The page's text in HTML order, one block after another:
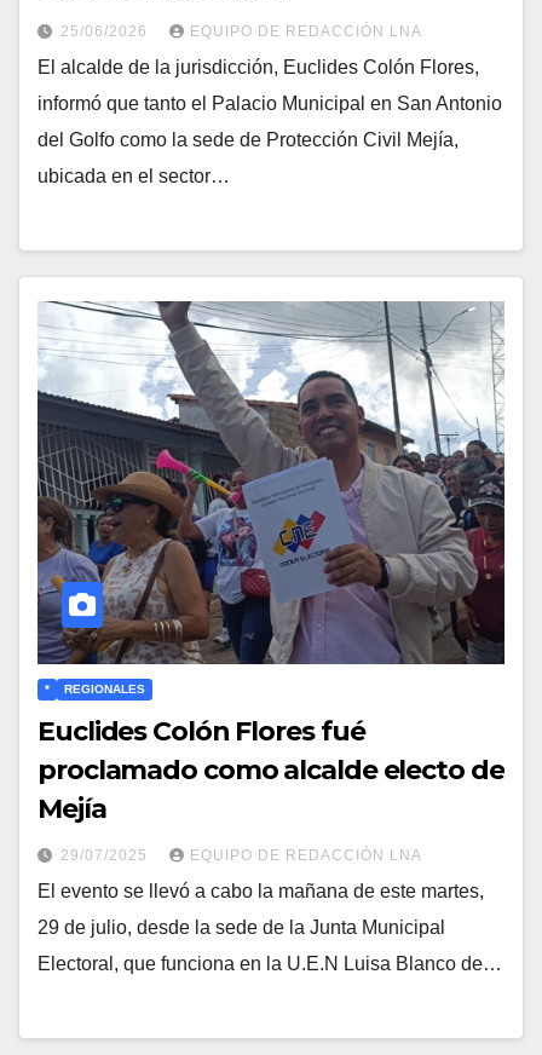
25/06/2026 EQUIPO DE REDACCIÓN LNA
​El alcalde de la jurisdicción, Euclides Colón Flores,
informó que tanto el Palacio Municipal en San Antonio
del Golfo como la sede de Protección Civil Mejía,
ubicada en el sector…
* REGIONALES
Euclides Colón Flores fué
proclamado como alcalde electo de
Mejía
29/07/2025 EQUIPO DE REDACCIÓN LNA
El evento se llevó a cabo la mañana de este martes,
29 de julio, desde la sede de la Junta Municipal
Electoral, que funciona en la U.E.N Luisa Blanco de…